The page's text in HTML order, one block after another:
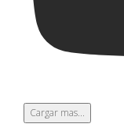
Cargar mas...